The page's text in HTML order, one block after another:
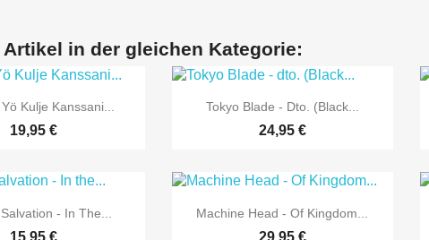
Artikel in der gleichen Kategorie:
Vorschau
Kulje Kanssani...
19,95 €
 Vorschau
Tokyo Blade - Dto. (Black...
24,95 €
Vorschau- In The...
15,95 €
 Vorschau
Machine Head - Of Kingdom...
29,95 €